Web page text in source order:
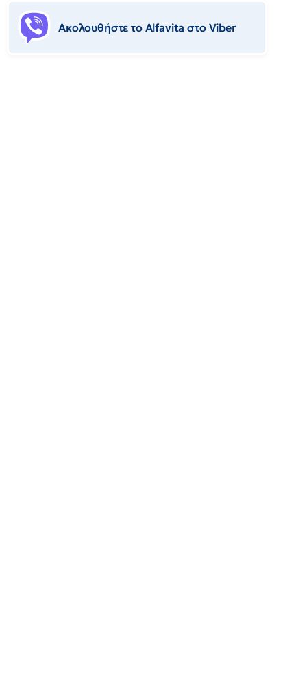
Ακολουθήστε το Αlfavita στο Viber